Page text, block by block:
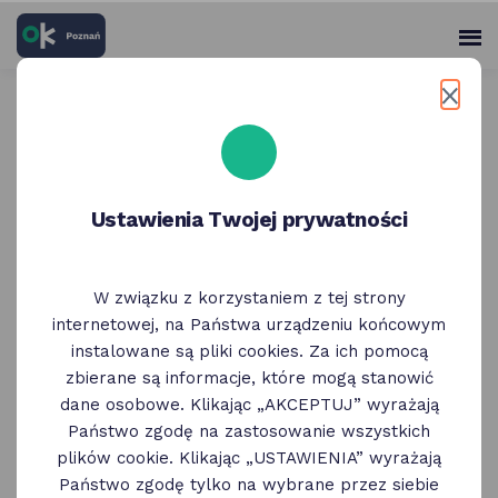
skróty
głównych
Panel
Legimi e-booki i audiobooki
Ustawienia Twojej prywatności
W związku z korzystaniem z tej strony
internetowej, na Państwa urządzeniu końcowym
instalowane są pliki cookies. Za ich pomocą
zbierane są informacje, które mogą stanowić
dane osobowe. Klikając „AKCEPTUJ” wyrażają
Państwo zgodę na zastosowanie wszystkich
plików cookie. Klikając „USTAWIENIA” wyrażają
Państwo zgodę tylko na wybrane przez siebie